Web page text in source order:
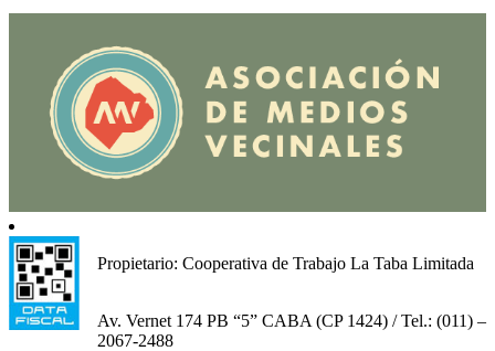
Propietario: Cooperativa de Trabajo La Taba Limitada
Av. Vernet 174 PB “5” CABA (CP 1424) / Tel.: (011) –
2067-2488